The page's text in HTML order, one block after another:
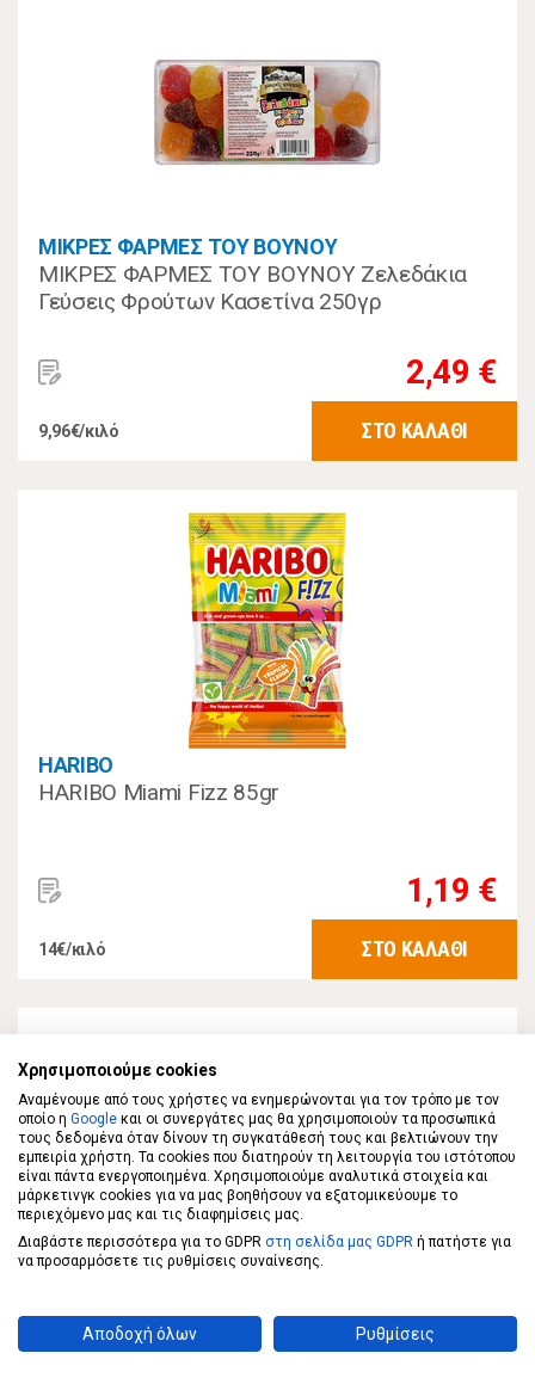
ΜΙΚΡΕΣ ΦΑΡΜΕΣ ΤΟΥ ΒΟΥΝΟΥ
ΜΙΚΡΕΣ ΦΑΡΜΕΣ ΤΟΥ ΒΟΥΝΟΥ Ζελεδάκια
Γεύσεις Φρούτων Κασετίνα 250γρ
2,49 €
9,96€/κιλό ΣΤΟ ΚΑΛΑΘΙ
HARIBO
HARIBO Miami Fizz 85gr
1,19 €
14€/κιλό ΣΤΟ ΚΑΛΑΘΙ
HARIBO Ζελίνια Mix Fizz 100γρ
Χρησιμοποιούμε cookies
Αναμένουμε από τους χρήστες να ενημερώνονται για τον τρόπο με τον
οποίο η Google και οι συνεργάτες μας θα χρησιμοποιούν τα προσωπικά
τους δεδομένα όταν δίνουν τη συγκατάθεσή τους και βελτιώνουν την
εμπειρία χρήστη. Τα cookies που διατηρούν τη λειτουργία του ιστότοπου
είναι πάντα ενεργοποιημένα. Χρησιμοποιούμε αναλυτικά στοιχεία και
μάρκετινγκ cookies για να μας βοηθήσουν να εξατομικεύουμε το
περιεχόμενο μας και τις διαφημίσεις μας.
Διαβάστε περισσότερα για το GDPR στη σελίδα μας GDPR ή πατήστε για
να προσαρμόσετε τις ρυθμίσεις συναίνεσης.
Αποδοχή όλων Ρυθμίσεις